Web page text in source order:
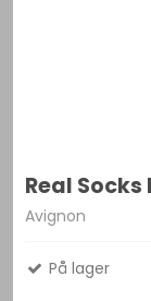
Real
Avignon
På lager